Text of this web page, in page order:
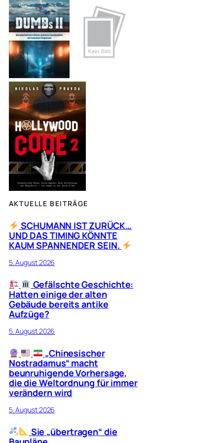
h
e
n
AKTUELLE BEITRÄGE
SCHUMANN IST ZURÜCK…
UND DAS TIMING KÖNNTE
KAUM SPANNENDER SEIN.
5. August 2026
Gefälschte Geschichte:
Hatten einige der alten
Gebäude bereits antike
Aufzüge?
5. August 2026
„Chinesischer
Nostradamus“ macht
beunruhigende Vorhersage,
die die Weltordnung für immer
verändern wird
5. August 2026
Sie „übertragen“ die